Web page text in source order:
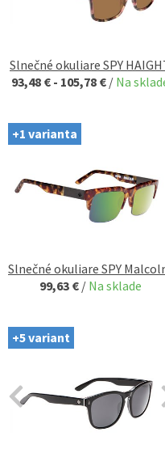
Slnečné okuliare SPY
93,48 € - 105,78 € / Na
+1 varianta
Slnečné okuliare SPY
99,63 € / Na sklade
+5 variant